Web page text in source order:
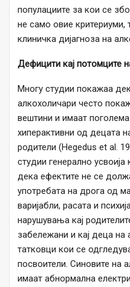
популациите за кои се
не само овие критериуми,
клиничка дијагноза на
Дефицити кај потомците
Многу студии покажаа
алкохоличари често
вештини и имаат
хиперактивни од децата
родители (Hegedus et al.
студии генерално
дека ефектите не се
употребата на дрога од
варијабли, расата и
нарушувања кај
забележани и кај деца
татковци кои се
посвоители. Синовите на
имаат абнормална